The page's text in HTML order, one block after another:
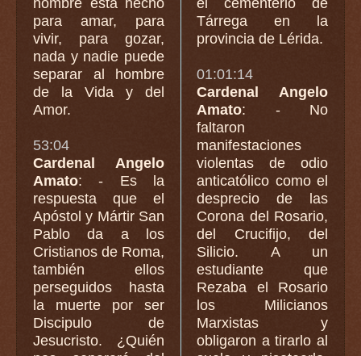
para amar, para
vivir, para gozar,
nada y nadie puede
separar al hombre
de la Vida y del
Amor.
53:04
Cardenal Angelo
Amato: - Es la
respuesta que el
Apóstol y Mártir San
Pablo da a los
Cristianos de Roma,
también ellos
perseguidos hasta
la muerte por ser
Discipulo de
Jesucristo. ¿Quién
Tárrega en la
provincia de Lérida.
01:01:14
Cardenal Angelo
Amato: - No
faltaron
manifestaciones
violentas de odio
anticatólico como el
desprecio de las
Corona del Rosario,
del Crucifijo, del
Silicio. A un
estudiante que
Rezaba el Rosario
los Milicianos
Marxistas y
obligaron a tirarlo al